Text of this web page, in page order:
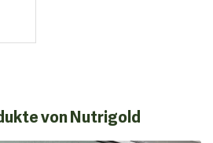
von Nutrigold